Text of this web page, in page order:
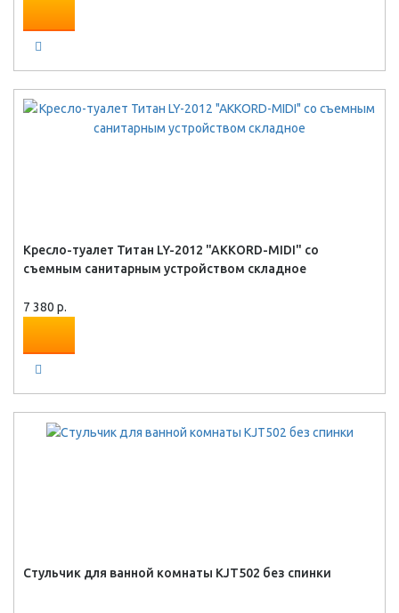
Кресло-туалет Титан LY-2012 "AKKORD-MIDI" со
съемным санитарным устройством складное
7 380 р.
Стульчик для ванной комнаты KJT502 без спинки